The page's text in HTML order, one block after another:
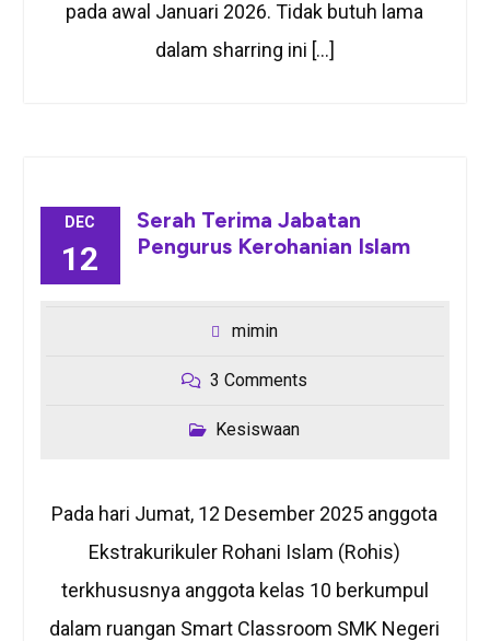
pada awal Januari 2026. Tidak butuh lama
dalam sharring ini […]
DEC
12
Serah Terima Jabatan
Pengurus Kerohanian Islam
mimin
3 Comments
Kesiswaan
Pada hari Jumat, 12 Desember 2025 anggota
Ekstrakurikuler Rohani Islam (Rohis)
terkhususnya anggota kelas 10 berkumpul
dalam ruangan Smart Classroom SMK Negeri